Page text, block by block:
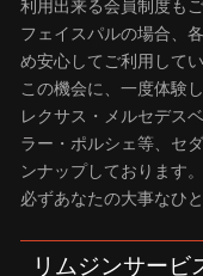
利用出来る会員制度も
フェイスパルの場合、
め安心してご利用してい
この機会に、一度体験
レクサス・メルセデス
ラー・ポルシェ等、セ
ンナップしております。
必ずあなたの大事なひ
リムジンサービ